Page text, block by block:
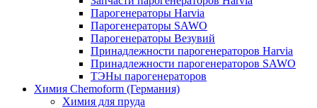
Парогенераторы Harvia
Парогенераторы SAWO
Парогенераторы Везувий
Принадлежности парогенераторов Harvia
Принадлежности парогенераторов SAWO
ТЭНы парогенераторов
Химия Chemoform (Германия)
Химия для пруда